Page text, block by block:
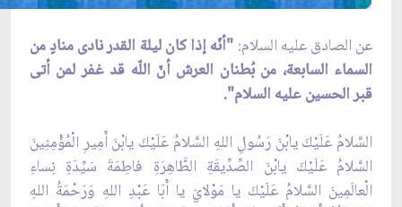
عن الصادق عليه السلام: "أنّه إذا كان ليلة القدر نادى منادٍ من
السماء السابعة، من بُطنان العرش أنّ اللّه قد غفر لمن أتى
قبر الحسين عليه السلام".
السَّلامُ عَلَيْكَ يابْنَ رَسُولِ اللهِ السَّلامُ عَلَيْكَ يابْنَ أَمِيرِ الْمُؤْمِنِينَ
السَّلامُ عَلَيْكَ يابْنَ الصِّدِّيقَةِ الطَّاهِرَةِ فاطِمَةَ سَيِّدَةِ نِساءِ
الْعالَمِينَ السَّلامُ عَلَيْكَ يا مَوْلايَ يا أَبَا عَبْدِ اللهِ وَرَحْمَةُ اللهِ